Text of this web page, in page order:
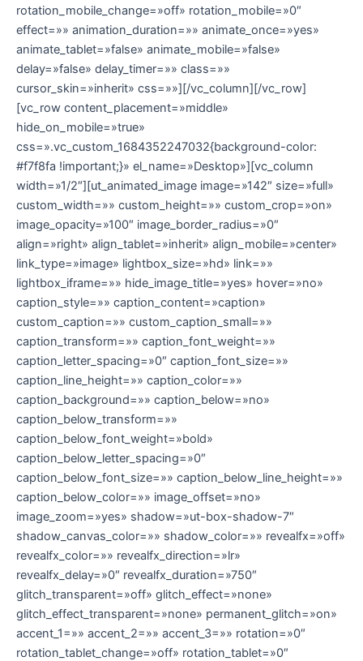
rotation_mobile_change=»off» rotation_mobile=»0″
effect=»» animation_duration=»» animate_once=»yes»
animate_tablet=»false» animate_mobile=»false»
delay=»false» delay_timer=»» class=»»
cursor_skin=»inherit» css=»»][/vc_column][/vc_row]
[vc_row content_placement=»middle»
hide_on_mobile=»true»
css=».vc_custom_1684352247032{background-color:
#f7f8fa !important;}» el_name=»Desktop»][vc_column
width=»1/2″][ut_animated_image image=»142″ size=»full»
custom_width=»» custom_height=»» custom_crop=»on»
image_opacity=»100″ image_border_radius=»0″
align=»right» align_tablet=»inherit» align_mobile=»center»
link_type=»image» lightbox_size=»hd» link=»»
lightbox_iframe=»» hide_image_title=»yes» hover=»no»
caption_style=»» caption_content=»caption»
custom_caption=»» custom_caption_small=»»
caption_transform=»» caption_font_weight=»»
caption_letter_spacing=»0″ caption_font_size=»»
caption_line_height=»» caption_color=»»
caption_background=»» caption_below=»no»
caption_below_transform=»»
caption_below_font_weight=»bold»
caption_below_letter_spacing=»0″
caption_below_font_size=»» caption_below_line_height=»»
caption_below_color=»» image_offset=»no»
image_zoom=»yes» shadow=»ut-box-shadow-7″
shadow_canvas_color=»» shadow_color=»» revealfx=»off»
revealfx_color=»» revealfx_direction=»lr»
revealfx_delay=»0″ revealfx_duration=»750″
glitch_transparent=»off» glitch_effect=»none»
glitch_effect_transparent=»none» permanent_glitch=»on»
accent_1=»» accent_2=»» accent_3=»» rotation=»0″
rotation_tablet_change=»off» rotation_tablet=»0″